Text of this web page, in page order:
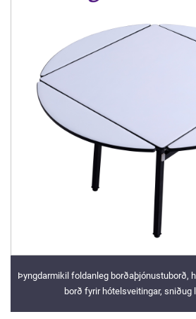
Þyngdarmikil foldanleg borðaþjónustuborð,
borð fyrir hótelsveitingar, sniðug